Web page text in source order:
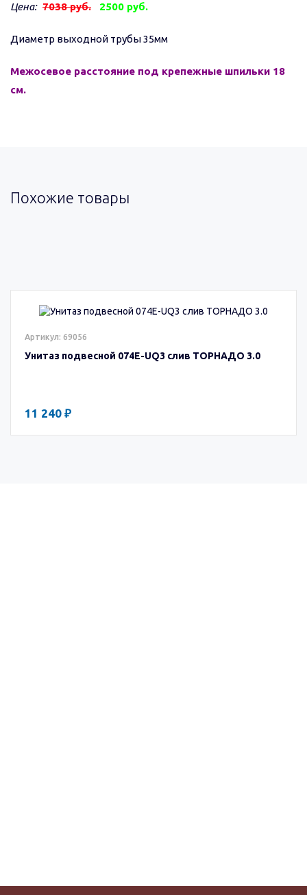
Цена: 7038 руб. 2500 руб.
Диаметр выходной трубы 35мм
Межосевое расстояние под крепежные шпильки 18
см.
Похожие товары
Артикул: 69056
Унитаз подвесной 074E-UQ3 слив ТОРНАДО 3.0
11 240 ₽